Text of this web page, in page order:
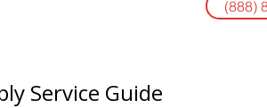
(888)
Service Guide